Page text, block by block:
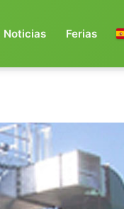
Noticias Ferias